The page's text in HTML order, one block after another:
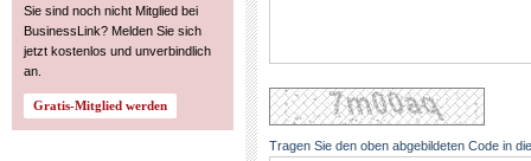
Sie sind noch nicht Mitglied bei
BusinessLink? Melden Sie sich
jetzt kostenlos und unverbindlich
an.
Tragen Sie den oben abgebildeten Code in